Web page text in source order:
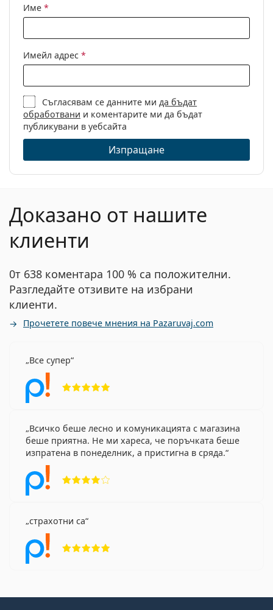
Име *
Имейл адрес *
Съгласявам се данните ми да бъдат
обработвани и коментарите ми да бъдат
публикувани в уебсайта
Изпращане
Доказано от нашите
клиенти
0т 638 коментара 100 % са положителни.
Разгледайте отзивите на избрани
клиенти.
Прочетете повече мнения на Pazaruvaj.com
Все супер
Всичко беше лесно и комуникацията с магазина
беше приятна. Не ми хареса, че поръчката беше
изпратена в понеделник, а пристигна в сряда.
страхотни са